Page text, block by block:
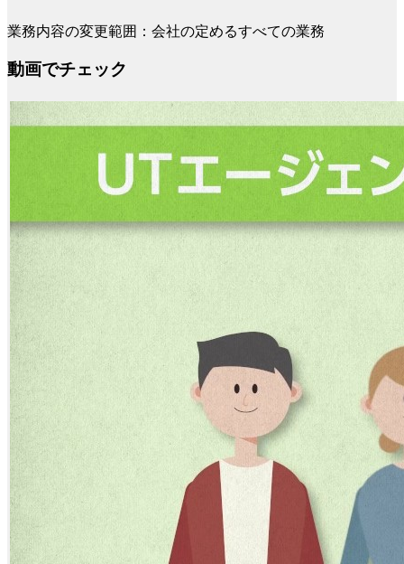
業務内容の変更範囲：会社の定めるすべての業務
動画でチェック